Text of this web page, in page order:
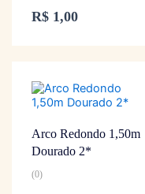
R$ 1,00
Arco Redondo 1,50m
Dourado 2*
(0)